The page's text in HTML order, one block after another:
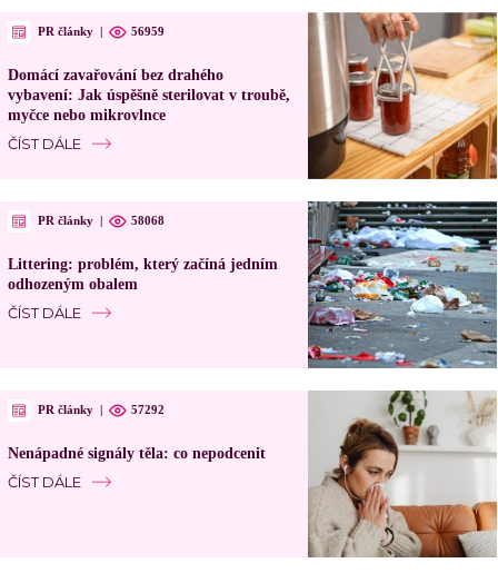
PR články | 56959
Domácí zavařování bez drahého
vybavení: Jak úspěšně sterilovat v troubě,
myčce nebo mikrovlnce
ČÍST DÁLE
PR články | 58068
Littering: problém, který začíná jedním
odhozeným obalem
ČÍST DÁLE
PR články | 57292
Nenápadné signály těla: co nepodcenit
ČÍST DÁLE